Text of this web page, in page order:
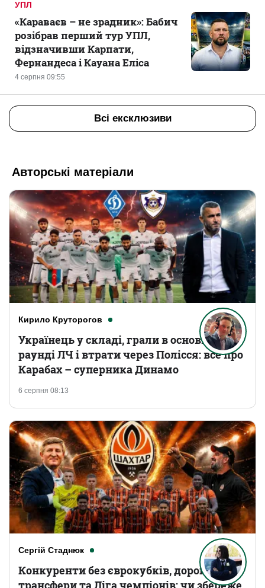
УПЛ
4 серпня 09:55
«Караваєв – не зрадник»: Бабич
розібрав перший тур УПЛ,
відзначивши Карпати,
Фернандеса і Кауана Еліса
Всі ексклюзиви
Авторські матеріали
Кирило Круторогов
6 серпня 08:13
Українець у складі, грали в основному
раунді ЛЧ і втрати через Полісся: все про
Карабах – суперника Динамо
Сергій Стаднюк
Конкуренти без єврокубків, дорогі